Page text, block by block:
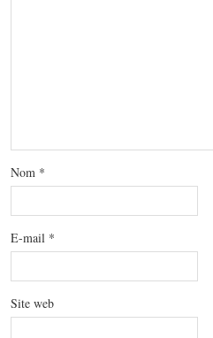
Nom *
E-mail *
Site web